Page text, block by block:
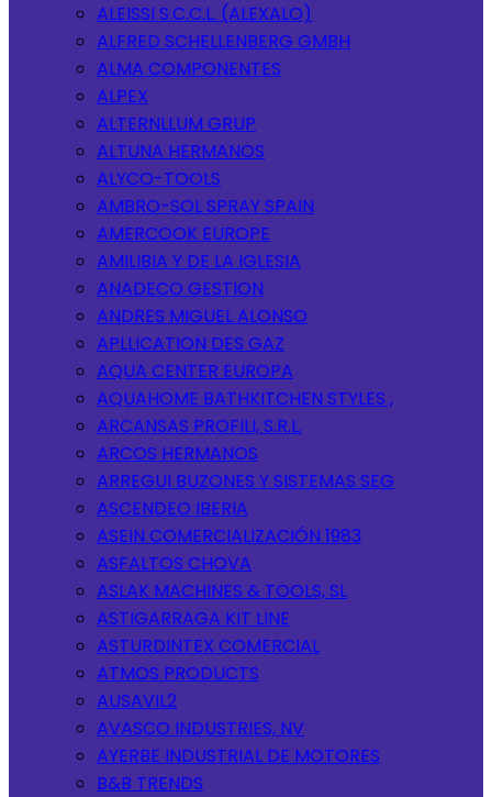
ALEISSI S.C.C.L. (ALEXALO)
ALFRED SCHELLENBERG GMBH
ALMA COMPONENTES
ALPEX
ALTERNLLUM GRUP
ALTUNA HERMANOS
ALYCO-TOOLS
AMBRO-SOL SPRAY SPAIN
AMERCOOK EUROPE
AMILIBIA Y DE LA IGLESIA
ANADECO GESTION
ANDRES MIGUEL ALONSO
APLLICATION DES GAZ
AQUA CENTER EUROPA
AQUAHOME BATHKITCHEN STYLES ,
ARCANSAS PROFILI, S.R.L.
ARCOS HERMANOS
ARREGUI BUZONES Y SISTEMAS SEG
ASCENDEO IBERIA
ASEIN COMERCIALIZACIÓN 1983
ASFALTOS CHOVA
ASLAK MACHINES & TOOLS, SL
ASTIGARRAGA KIT LINE
ASTURDINTEX COMERCIAL
ATMOS PRODUCTS
AUSAVIL2
AVASCO INDUSTRIES, NV
AYERBE INDUSTRIAL DE MOTORES
B&B TRENDS